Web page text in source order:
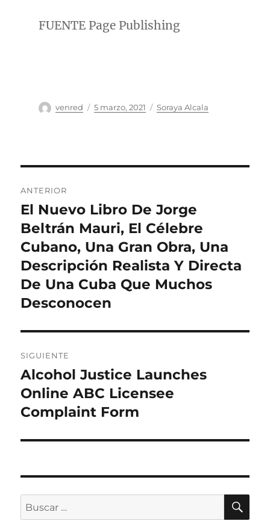
FUENTE Page Publishing
Autor
venred
Publicado
5 marzo, 2021 Categorías
Soraya Alcala
de
entradas
ANTERIOR
Entrada
anterior:
El Nuevo Libro De Jorge
Beltrán Mauri, El Célebre
Cubano, Una Gran Obra, Una
Descripción Realista Y Directa
De Una Cuba Que Muchos
Desconocen
SIGUIENTE
Entrada
siguiente:
Alcohol Justice Launches
Online ABC Licensee
Complaint Form
Buscar
por: